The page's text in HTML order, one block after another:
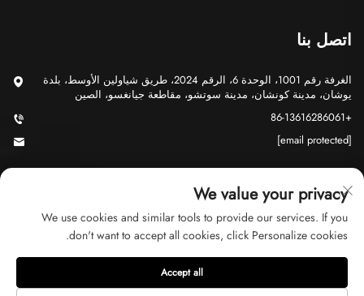
اتصل بنا
الغرفة رقم 1001، الوحدة 6، الرقم 2024، طريق شياولين الأوسط، بلدة
يوشان، مدينة كونشان، مدينة سوتشو، مقاطعة جيانغسو، الصين
+86-13616286061
[email protected]
حقوق الت COPYRIGHT © 2026 شركة سوتشو جي يو للتجارة المحدودة.
جميع الحقوق محفوظةسياسة الخصوصية
We value your privacy
We use cookies and similar tools to provide our services. If you
don't want to accept all cookies, click Personalize cookies.
Accept all